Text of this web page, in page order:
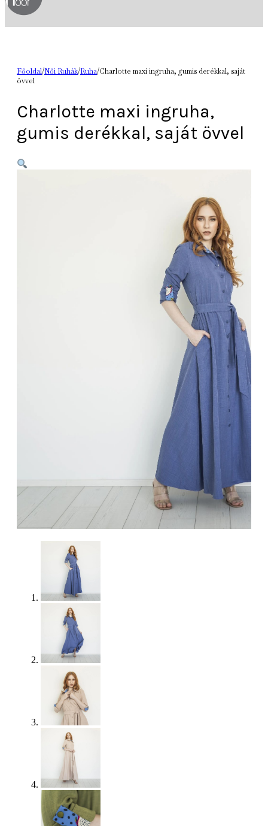
Főoldal/Női Ruhák/Ruha/Charlotte maxi ingruha, gumis derékkal, saját
övvel
Charlotte maxi ingruha,
gumis derékkal, saját övvel